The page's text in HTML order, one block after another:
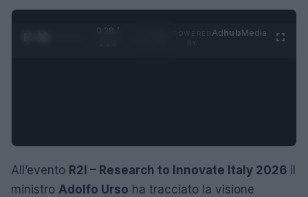
0:29 /
AdhubMedia
All’evento R2I – Research to Innovate Italy 2026 il
ministro Adolfo Urso ha tracciato la visione